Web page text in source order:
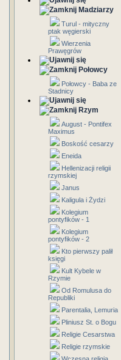
Madziarzy
Turul - mityczny
ptak węgierski
Wierzenia
Prawęgrów
Połowcy
Połowcy - Baba ze
Stadnicy
Rzym
August - Pontifex
Maximus
Boskość cesarzy
Eneida
Hellenizacji religii
rzymskiej
Janus
Kaligula i Żydzi
Kolegium
pontyfików - 1
Kolegium
pontyfików - 2
Kto pierwszy palił
księgi
Kult Kybele w
Rzymie
Od Romulusa do
Republiki
Parentalia, Lemuria
Pliniusz St. o Bogu
Religie Cesarstwa
Religie rzymskie